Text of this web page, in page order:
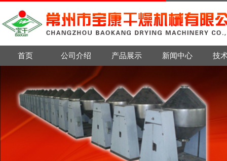
首页 公司介绍 产品展示 新闻中心 技